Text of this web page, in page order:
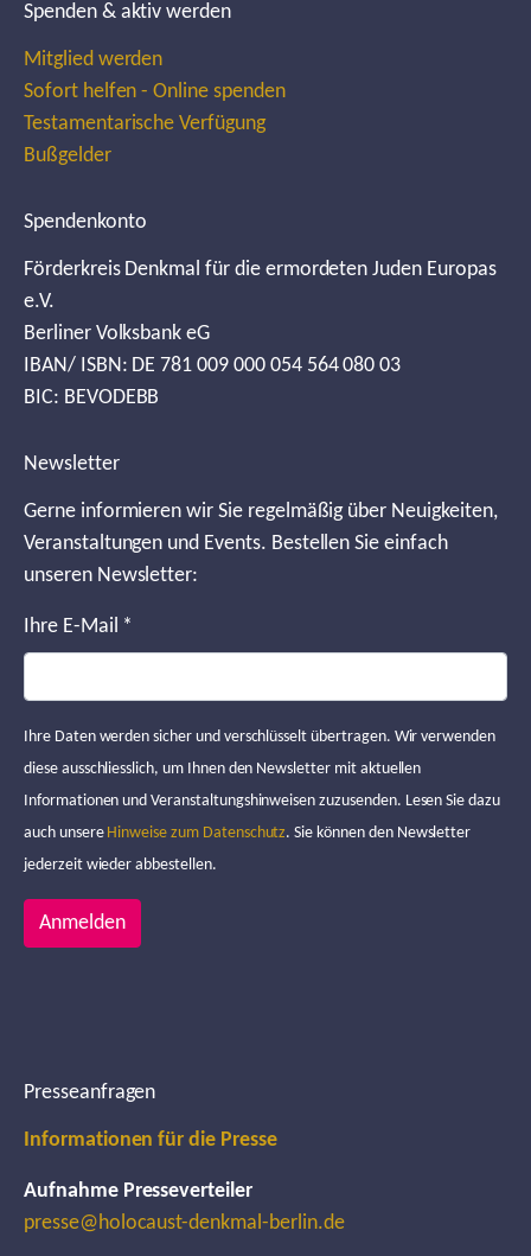
Spenden & aktiv werden
Mitglied werden
Sofort helfen - Online spenden
Testamentarische Verfügung
Bußgelder
Spendenkonto
Förderkreis Denkmal für die ermordeten Juden Europas
e.V.
Berliner Volksbank eG
IBAN/ ISBN: DE 781 009 000 054 564 080 03
BIC: BEVODEBB
Newsletter
Gerne informieren wir Sie regelmäßig über Neuigkeiten,
Veranstaltungen und Events. Bestellen Sie einfach
unseren Newsletter:
Ihre E-Mail *
Ihre Daten werden sicher und verschlüsselt übertragen. Wir verwenden
diese ausschliesslich, um Ihnen den Newsletter mit aktuellen
Informationen und Veranstaltungshinweisen zuzusenden. Lesen Sie dazu
auch unsere Hinweise zum Datenschutz. Sie können den Newsletter
jederzeit wieder abbestellen.
Anmelden
Presseanfragen
Informationen für die Presse
Aufnahme Presseverteiler
presse@holocaust-denkmal-berlin.de